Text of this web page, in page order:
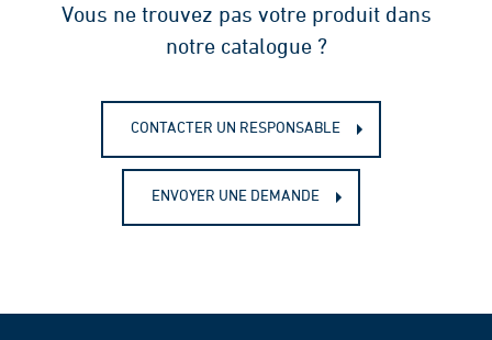
Vous ne trouvez pas votre produit dans
notre catalogue ?
CONTACTER UN RESPONSABLE
ENVOYER UNE DEMANDE